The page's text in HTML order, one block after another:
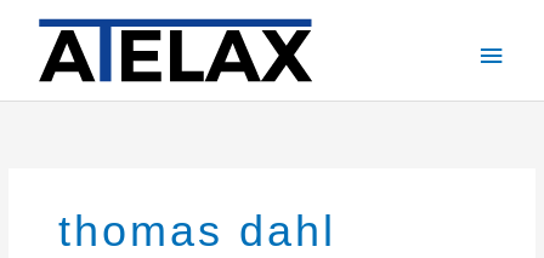
innehåll
thomas dahl